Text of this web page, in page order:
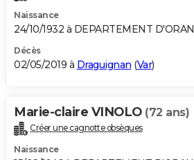
Naissance
24/10/1932 à DEPARTEMENT D'ORAN
Décès
02/05/2019 à Draguignan (Var)
Marie-claire VINOLO (72 ans)
Créer une cagnotte obsèques
Naissance